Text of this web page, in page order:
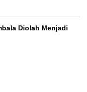
Diolah Menjadi